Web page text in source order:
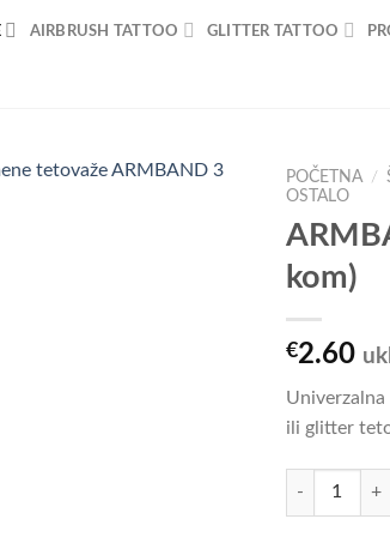
AIRBRUSH TATTOO GLITTER TATTOO
POČETNA /
OSTALO
kom)
€2.60
ili glitter
ARMBAND